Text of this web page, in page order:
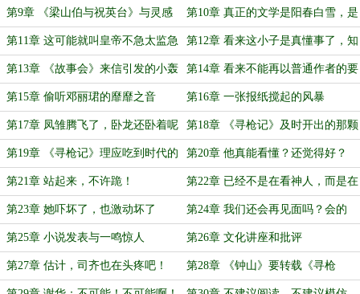
第9章 《梁山伯与祝英台》与灵感
再来
第10章 真正的文学是阳春白雪，是
孤独的事业
第11章 这可能就叫皇帝不急太监急 第12章 看来这小子是真懂事了，知
道上进了
第13章 《故事会》来信引发的小轰
动
第14章 看来不能再以普通作者的要
求，来要求他了
第15章 偷听邓丽珺的靡靡之音 第16章 一张报纸搅起的风暴
第17章 凤雏腾飞了，卧龙还卧着呢 第18章 《寻枪记》及时开出的那颗
子弹
第19章 《寻枪记》理应吃到时代的
红利
第20章 他真能看懂？还觉得好？
第21章 站起来，不许跪！ 第22章 已经不是在看神人，而是在
看“怪物”了
第23章 她吓坏了，也激动坏了 第24章 我们还会再见面吗？会的
第25章 小说发表与一鸣惊人 第26章 文化讲座和批评
第27章 估计，司齐也在头疼吧！ 第28章 《钟山》要转载《寻枪